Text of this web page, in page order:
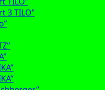
3 TILO”